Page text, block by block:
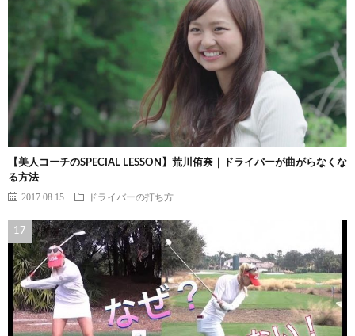
【美人コーチのSPECIAL LESSON】荒川侑奈｜ドライバーが曲がらなくな
る方法
2017.08.15 ドライバーの打ち方